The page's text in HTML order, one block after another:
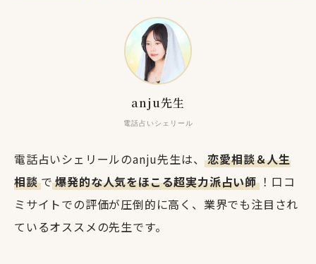
anju先生
電話占いシェリール
電話占いシェリールのanju先生は、恋愛相談＆人生
相談で爆発的な人気をほこる超実力派占い師 ！口コ
ミサイトでの評価が圧倒的に高く、業界でも注目され
ているオススメの先生です。